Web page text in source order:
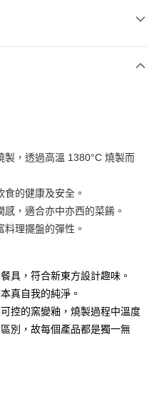
款」的支付方式。 讓您購物簡單
需儲值。
可結帳。
。
後，將跳轉至「AFTEE先享後付」
免運費
製，透過高溫 1380°C 燒製而
的健康及安全。
，適合亦中亦西的菜餚。
理擺盤的彈性。
具，符合新東方設計趣味。
真自我的純淨。
控的窯變釉，燒製過程中溫度
別，故每個產品都是獨一無